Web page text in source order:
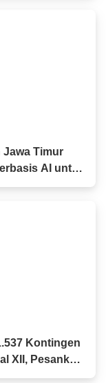
Jawa Timur
AI untuk
Kontingen
XII, Pesankan